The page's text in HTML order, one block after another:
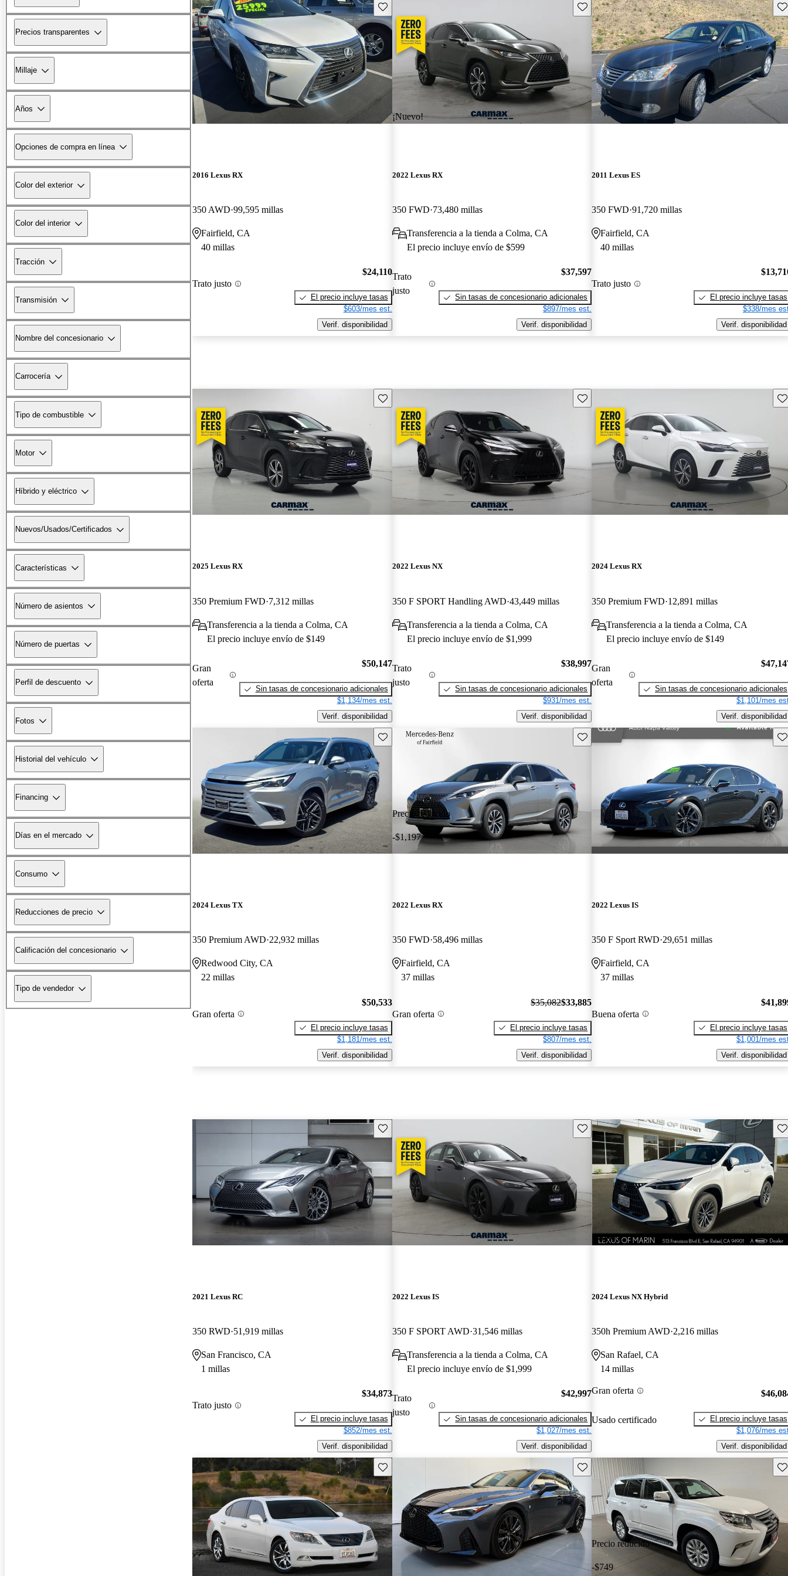
Precios transparentes
Millaje
Años
Opciones de compra en línea
Color del exterior
Color del interior
Tracción
Transmisión
Nombre del concesionario
Carrocería
Tipo de combustible
Motor
Híbrido y eléctrico
Nuevos/Usados/Certificados
Características
Número de asientos
Número de puertas
Perfil de descuento
Fotos
Historial del vehículo
Financing
Días en el mercado
Consumo
Reducciones de precio
Calificación del concesionario
Tipo de vendedor
Guarda este Aviso
2016 Lexus RX
350 AWD 99,595 millas
Fairfield, CA
40 millas
Trato justo
$24,110
El precio incluye tasas
$603/mes est.
Verif. disponibilidad
¡Nuevo!
Guarda este Aviso
2022 Lexus RX
350 FWD 73,480 millas
Transferencia a la tienda a Colma, CA
El precio incluye envío de $599
Trato
justo
$37,597
Sin tasas de concesionario adicionales
$897/mes est.
Verif. disponibilidad
2011 Lexus ES
350 FWD 91,720 millas
Fairfield, CA
40 millas
Trato justo
El precio incluye tasas
$338/mes
Verif. disponibilidad
Guarda este Aviso
2025 Lexus RX
350 Premium FWD 7,312 millas
Transferencia a la tienda a Colma, CA
El precio incluye envío de $149
Gran
oferta
$50,147
Sin tasas de concesionario adicionales
$1,134/mes est.
Verif. disponibilidad
Guarda este Aviso
2022 Lexus NX
350 F SPORT Handling AWD 43,449 millas
Transferencia a la tienda a Colma, CA
El precio incluye envío de $1,999
Trato
justo
$38,997
Sin tasas de concesionario adicionales
$931/mes est.
Verif. disponibilidad
2024 Lexus RX
350 Premium FWD 12,891 millas
Transferencia a la tienda a Colma, CA
El precio incluye envío de $149
Gran
oferta
Sin tasas de concesionario adicionales
$1,101/mes
Verif. disponibilidad
Guarda este Aviso
2024 Lexus TX
350 Premium AWD 22,932 millas
Redwood City, CA
22 millas
Gran oferta
$50,533
El precio incluye tasas
$1,181/mes est.
Verif. disponibilidad
Precio reducido
-$1,197
Guarda este Aviso
2022 Lexus RX
350 FWD 58,496 millas
Fairfield, CA
37 millas
Gran oferta
$35,082$33,885
El precio incluye tasas
$807/mes est.
Verif. disponibilidad
2022 Lexus IS
350 F Sport RWD 29,651 millas
Fairfield, CA
37 millas
Buena oferta
El precio incluye tasas
$1,001/mes
Verif. disponibilidad
Guarda este Aviso
2021 Lexus RC
350 RWD 51,919 millas
San Francisco, CA
1 millas
Trato justo
$34,873
El precio incluye tasas
$852/mes est.
Verif. disponibilidad
Guarda este Aviso
2022 Lexus IS
350 F SPORT AWD 31,546 millas
Transferencia a la tienda a Colma, CA
El precio incluye envío de $1,999
Trato
justo
$42,997
Sin tasas de concesionario adicionales
$1,027/mes est.
Verif. disponibilidad
¡Nuevo!
2024 Lexus NX Hybrid
350h Premium AWD 2,216 millas
San Rafael, CA
14 millas
Gran oferta
Usado certificado
El precio incluye tasas
$1,076/mes
Verif. disponibilidad
Guarda este Aviso Guarda este Aviso
Precio reducido
-$749